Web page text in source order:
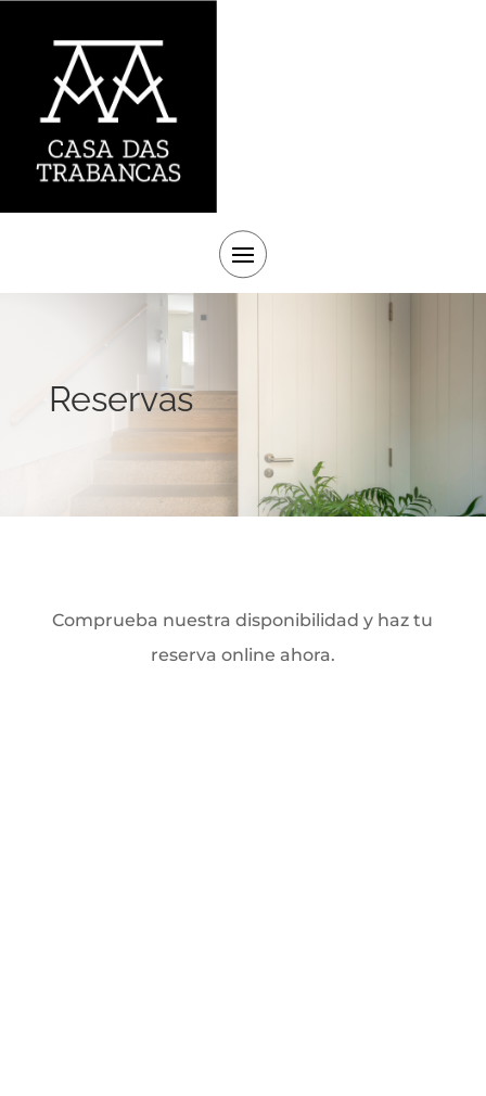
Reservas
Comprueba nuestra disponibilidad y haz tu
reserva online ahora.